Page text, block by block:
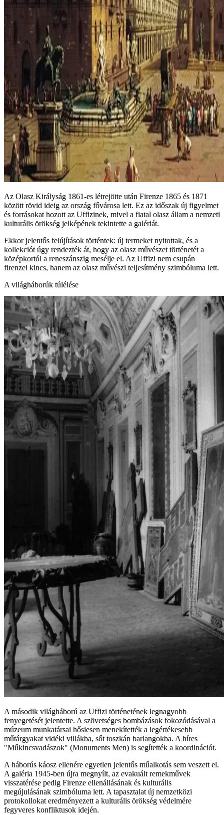
Az Olasz Királyság 1861-es létrejötte után Firenze 1865 és 1871
között rövid ideig az ország fővárosa lett. Ez az időszak új figyelmet
és forrásokat hozott az Uffizinek, mivel a fiatal olasz állam a nemzeti
kulturális örökség jelképének tekintette a galériát.
Ekkor jelentős felújítások történtek: új termeket nyitottak, és a
kollekciót úgy rendezték át, hogy az olasz művészet történetét a
középkortól a reneszánszig mesélje el. Az Uffizi nem csupán
firenzei kincs, hanem az olasz művészi teljesítmény szimbóluma lett.
A világháborúk túlélése
A második világháború az Uffizi történetének legnagyobb
fenyegetését jelentette. A szövetséges bombázások fokozódásával a
múzeum munkatársai hősiesen menekítették a legértékesebb
műtárgyakat vidéki villákba, sőt toszkán barlangokba. A híres
"Műkincsvadászok" (Monuments Men) is segítették a koordinációt.
A háborús káosz ellenére egyetlen jelentős műalkotás sem veszett el.
A galéria 1945-ben újra megnyílt, az evakuált remekművek
visszatérése pedig Firenze ellenállásának és kulturális
megújulásának szimbóluma lett. A tapasztalat új nemzetközi
protokollokat eredményezett a kulturális örökség védelmére
fegyveres konfliktusok idején.